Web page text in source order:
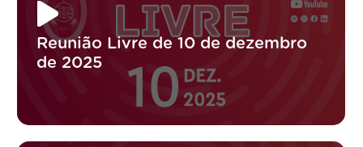
Reunião Livre de 10 de dezembro
de 2025